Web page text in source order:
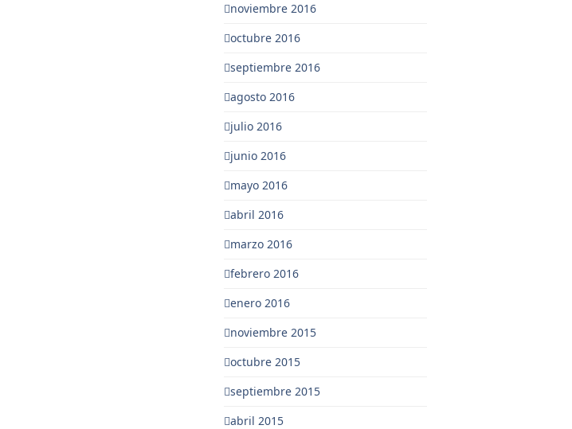
noviembre 2016
octubre 2016
septiembre 2016
agosto 2016
julio 2016
junio 2016
mayo 2016
abril 2016
marzo 2016
febrero 2016
enero 2016
noviembre 2015
octubre 2015
septiembre 2015
abril 2015